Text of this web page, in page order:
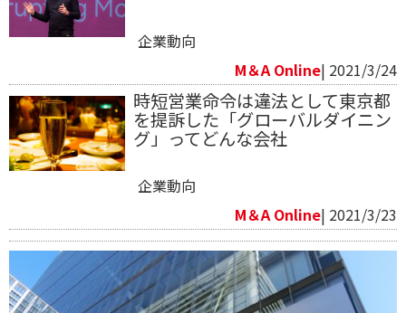
企業動向
M＆A Online| 2021/3/24
時短営業命令は違法として東京都
を提訴した「グローバルダイニン
グ」ってどんな会社
企業動向
M＆A Online| 2021/3/23